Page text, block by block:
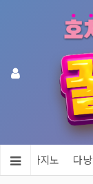
어 & 카지노 다